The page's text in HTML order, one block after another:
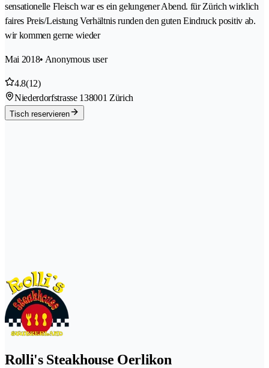
sensationelle Fleisch war es ein gelungener Abend. für Zürich wirklich
faires Preis/Leistung Verhältnis runden den guten Eindruck positiv ab.
wir kommen gerne wieder
Mai 2018• Anonymous user
4.8(12)
Niederdorfstrasse 138001 Zürich
Tisch reservieren
Rolli's Steakhouse Oerlikon